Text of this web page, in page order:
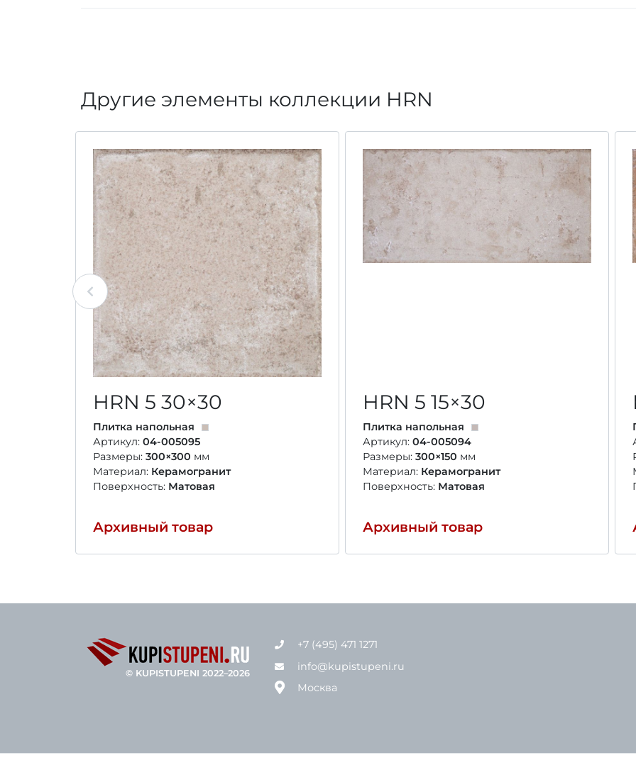
Другие элементы коллекции HRN
HRN 5 30×30
Плитка напольная
Артикул: 04-005095
Размеры: 300×300 мм
Материал: Керамогранит
Поверхность: Матовая
Архивный товар
HRN 5 15×30
Плитка напольная
Артикул: 04-005094
Размеры: 300×150 мм
Материал: Керамогранит
Поверхность: Матовая
Архивный товар
© KUPISTUPENI 2022–2026
+7 (495) 471 1271
info@kupistupeni.ru
Москва